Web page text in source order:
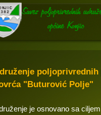
poljoprivrednih
"Buturović Polje"
je osnovano sa